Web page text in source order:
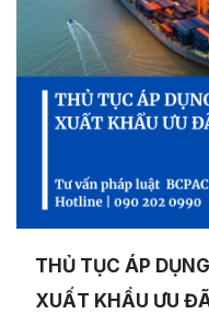
THỦ TỤC ÁP
XUẤT KHẨU ƯU